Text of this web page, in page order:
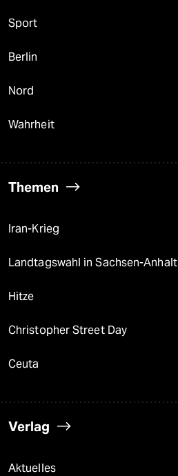
Sport
Berlin
Nord
Wahrheit
Themen
Iran-Krieg
Landtagswahl in Sachsen-Anhalt
Hitze
Christopher Street Day
Ceuta
Verlag
Aktuelles